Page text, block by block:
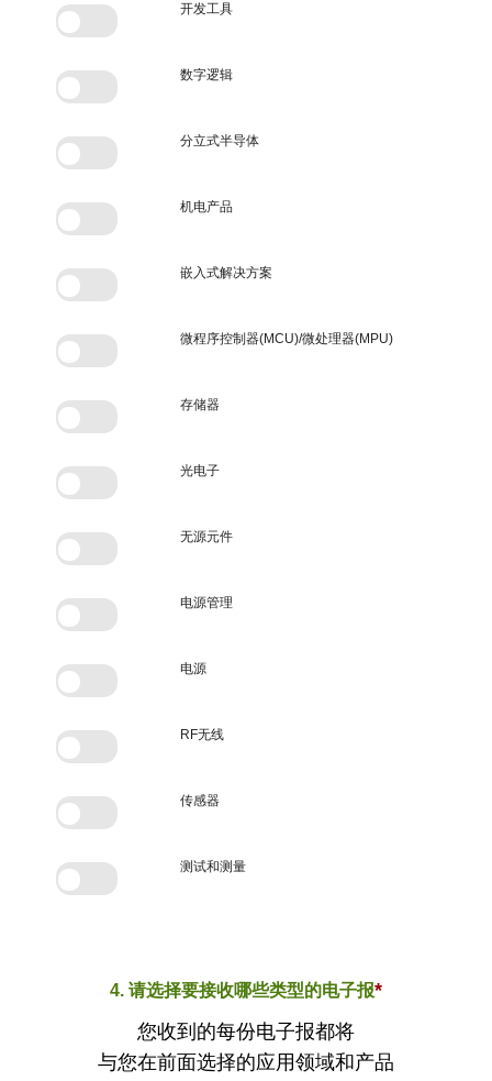
开发工具
数字逻辑
分立式半导体
机电产品
嵌入式解决方案
微程序控制器(MCU)/微处理器(MPU)
存储器
光电子
无源元件
电源管理
电源
RF无线
传感器
测试和测量
4. 请选择要接收哪些类型的电子报*
您收到的每份电子报都将
与您在前面选择的应用领域和产品